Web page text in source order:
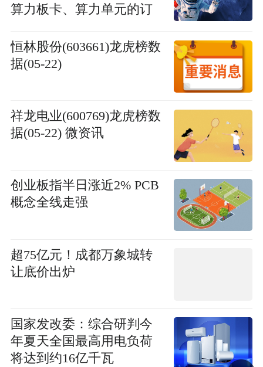
算力板卡、算力单元的订
量生产
恒林股份(603661)龙虎榜数
据(05-22)
祥龙电业(600769)龙虎榜数
据(05-22) 微资讯
创业板指半日涨近2% PCB
概念全线走强
超75亿元！成都万象城转
让底价出炉
国家发改委：综合研判今
年夏天全国最高用电负荷
将达到约16亿千瓦